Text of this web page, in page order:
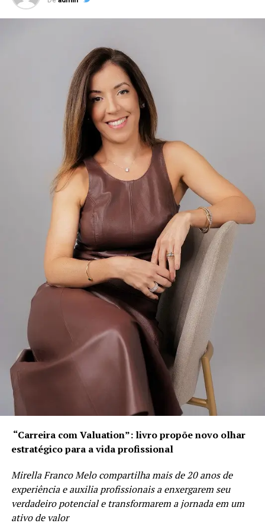
educativa, as pessoas nunca esqueceriam essa
experiência terrível. Serve de exemplo para todos
políticos e a coletividade. Mas fica nisso. Não é algo que
traria angústia e aflição.
Protocolado em 2023, o texto de Crivella foi,
inicialmente, apelidade de “anistia light” por abarcar
apenas manifestantes que se envolveram nos atos de 8
de Janeiro e não depredaram patrimônio público nem
atacaram policiais. Após a condenação de Bolsonaro e de
aliados do ex-presidente, o texto ganhou uma nova
discussão na Câmara…
BRASIL DAS INJUSTIÇAS… E O POVO PAGA A CONTA.
“Carreira com Valuation”: livro propõe novo olhar
estratégico para a vida profissional
Mirella Franco Melo compartilha mais de 20 anos de
experiência e auxilia profissionais a enxergarem seu
verdadeiro potencial e transformarem a jornada em um
ativo de valor